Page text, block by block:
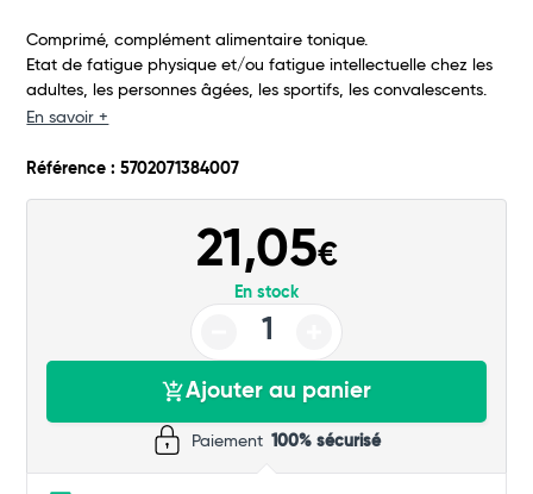
Total
Comprimé, complément alimentaire tonique.
Etat de fatigue physique et/ou fatigue intellectuelle chez les
adultes, les personnes âgées, les sportifs, les convalescents.
En savoir +
Référence : 5702071384007
21,05€
En stock
Ajouter au panier
Paiement 100% sécurisé